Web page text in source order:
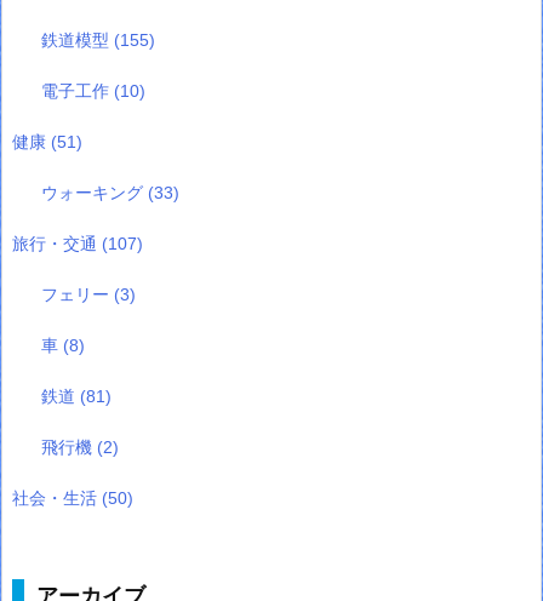
鉄道模型 (155)
電子工作 (10)
健康 (51)
ウォーキング (33)
旅行・交通 (107)
フェリー (3)
車 (8)
鉄道 (81)
飛行機 (2)
社会・生活 (50)
アーカイブ